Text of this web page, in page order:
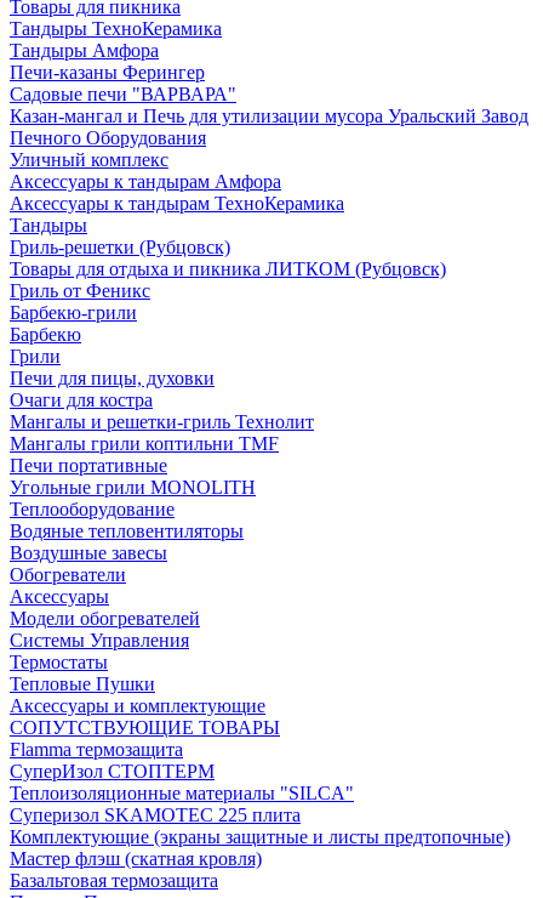
Товары для пикника
Тандыры ТехноКерамика
Тандыры Амфора
Печи-казаны Ферингер
Садовые печи "ВАРВАРА"
Казан-мангал и Печь для утилизации мусора Уральский Завод
Печного Оборудования
Уличный комплекс
Аксессуары к тандырам Амфора
Аксессуары к тандырам ТехноКерамика
Тандыры
Гриль-решетки (Рубцовск)
Товары для отдыха и пикника ЛИТКОМ (Рубцовск)
Гриль от Феникс
Барбекю-грили
Барбекю
Грили
Печи для пицы, духовки
Очаги для костра
Мангалы и решетки-гриль Технолит
Мангалы грили коптильни TMF
Печи портативные
Угольные грили MONOLITH
Теплооборудование
Водяные тепловентиляторы
Воздушные завесы
Обогреватели
Аксессуары
Модели обогревателей
Системы Управления
Термостаты
Тепловые Пушки
Аксессуары и комплектующие
СОПУТСТВУЮЩИЕ ТОВАРЫ
Flamma термозащита
СуперИзол СТОПТЕРМ
Теплоизоляционные материалы "SILCA"
Суперизол SKAMOTEC 225 плита
Комплектующие (экраны защитные и листы предтопочные)
Мастер флэш (скатная кровля)
Базальтовая термозащита